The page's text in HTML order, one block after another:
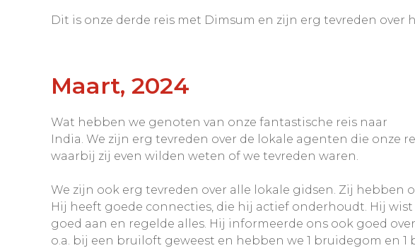
Dit is onze derde reis met Dimsum en zijn erg tevreden over
Maart, 2024
Wat hebben we genoten van onze fantastische reis naar
India. We zijn erg tevreden over de lokale agenten die onze
waarbij zij even wilden weten of we tevreden waren.
We zijn ook erg tevreden over alle lokale gidsen. Zij
Hij heeft goede connecties, die hij actief onderhoudt. Hij
goed aan en regelde alles. Hij informeerde ons ook goed
o.a. bij een bruiloft geweest en hebben we 1 bruidegom en